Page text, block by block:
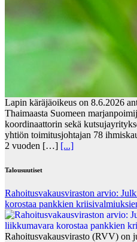
Lapin käräjäoikeus on 8.6.2026
Thaimaasta Suomeen
koordinaattorin sekä
yhtiön toimitusjohtajan 78
2 vuoden […] [...]
Talousuutiset
Rahoitusvakausviraston arvio:
korostaa pankkien
Rahoitusvakausvirasto (RVV) on